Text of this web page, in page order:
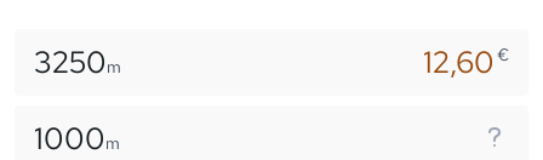
3250m 12,60€
1000m